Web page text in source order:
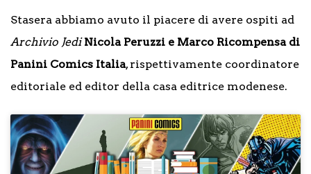
Stasera abbiamo avuto il piacere di avere ospiti ad
Archivio Jedi Nicola Peruzzi e Marco Ricompensa di
Panini Comics Italia, rispettivamente coordinatore
editoriale ed editor della casa editrice modenese.